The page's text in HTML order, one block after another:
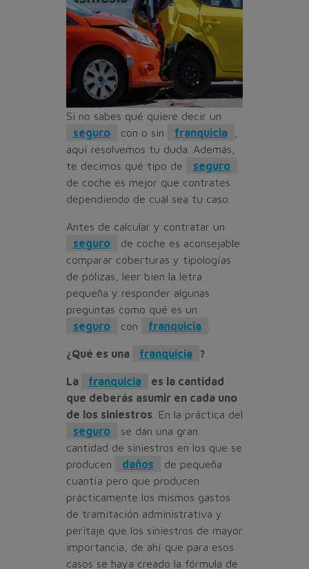
Si no sabes qué quiere decir un
seguro
con o sin franquicia
aquí resolvemos tu duda. Además,
te decimos qué tipo de
seguro
de coche es mejor que contrates
dependiendo de cuál sea tu caso.
Antes de calcular y contratar un
seguro
de coche es aconsejable
comparar coberturas y tipologías
de pólizas, leer bien la letra
pequeña y responder algunas
preguntas como qué es un
seguro
con franquicia
¿Qué es una franquicia ?
La franquicia
es la cantidad
que deberás asumir en cada uno
de los siniestros . En la práctica del
seguro
se dan una gran
cantidad de siniestros en los que se
producen
daños
de pequeña
cuantía pero que producen
prácticamente los mismos gastos
de tramitación administrativa y
peritaje que los siniestros de mayor
importancia, de ahí que para esos
casos se haya creado la fórmula de